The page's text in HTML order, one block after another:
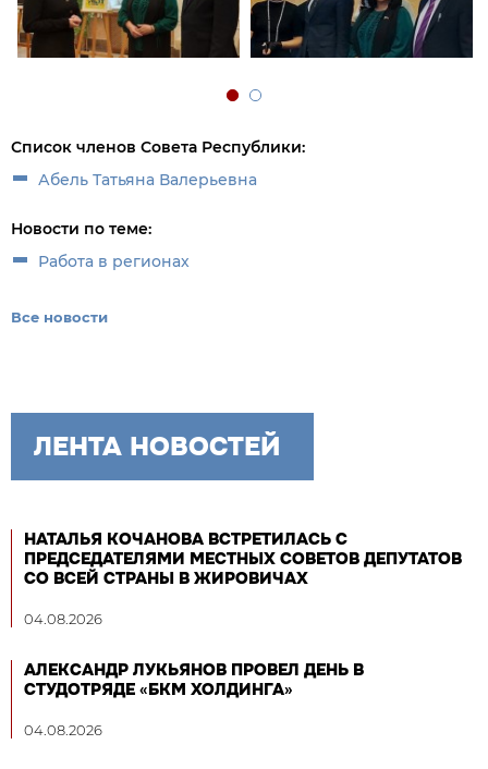
Список членов Совета Республики:
Абель Татьяна Валерьевна
Новости по теме:
Работа в регионах
Все новости
ЛЕНТА НОВОСТЕЙ
НАТАЛЬЯ КОЧАНОВА ВСТРЕТИЛАСЬ С
ПРЕДСЕДАТЕЛЯМИ МЕСТНЫХ СОВЕТОВ ДЕПУТАТОВ
СО ВСЕЙ СТРАНЫ В ЖИРОВИЧАХ
04.08.2026
АЛЕКСАНДР ЛУКЬЯНОВ ПРОВЕЛ ДЕНЬ В
СТУДОТРЯДЕ «БКМ ХОЛДИНГА»
04.08.2026